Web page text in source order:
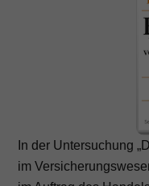
In der Untersuchung
im